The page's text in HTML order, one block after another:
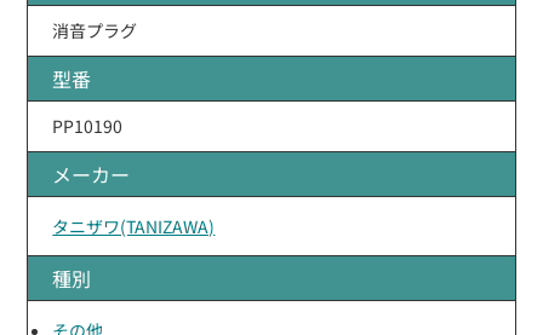
消音プラグ
型番
PP10190
メーカー
タニザワ(TANIZAWA)
種別
その他